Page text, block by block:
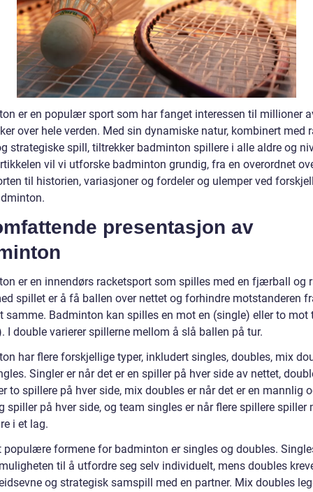
er en populær sport som har fanget interessen til millioner
over hele verden. Med sin dynamiske natur, kombinert med
strategiske spill, tiltrekker badminton spillere i alle aldre og
vil vi utforske badminton grundig, fra en overordnet
til historien, variasjoner og fordeler og ulemper ved
presentasjon av
er en innendørs racketsport som spilles med en fjærball og
spillet er å få ballen over nettet og forhindre motstanderen
samme. Badminton kan spilles en mot en (single) eller to mot
I double varierer spillerne mellom å slå ballen på tur.
har flere forskjellige typer, inkludert singles, doubles, mix
Singler er når det er en spiller på hver side av nettet,
to spillere på hver side, mix doubles er når det er en mannlig
spiller på hver side, og team singles er når flere spillere spiller
i et lag.
populære formene for badminton er singles og doubles.
til å utfordre seg selv individuelt, mens doubles
og strategisk samspill med en partner. Mix doubles